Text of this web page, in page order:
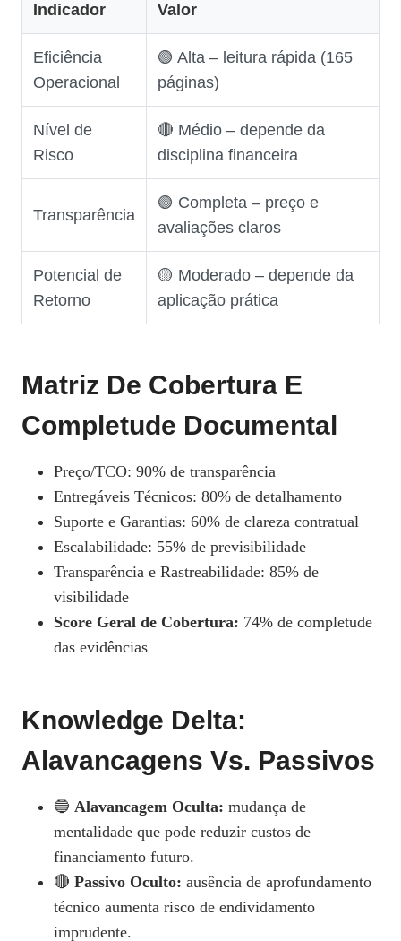
Indicador Valor
Eficiência
Operacional
🟢 Alta – leitura rápida (165
páginas)
Nível de
Risco
🔴 Médio – depende da
disciplina financeira
Transparência
🟢 Completa – preço e
avaliações claros
Potencial de
Retorno
🟡 Moderado – depende da
aplicação prática
Matriz De Cobertura E
Completude Documental
Preço/TCO: 90% de transparência
Entregáveis Técnicos: 80% de detalhamento
Suporte e Garantias: 60% de clareza contratual
Escalabilidade: 55% de previsibilidade
Transparência e Rastreabilidade: 85% de
visibilidade
Score Geral de Cobertura: 74% de completude
das evidências
Knowledge Delta:
Alavancagens Vs. Passivos
🔵 Alavancagem Oculta: mudança de
mentalidade que pode reduzir custos de
financiamento futuro.
🔴 Passivo Oculto: ausência de aprofundamento
técnico aumenta risco de endividamento
imprudente.